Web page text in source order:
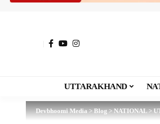
UTTARAKHAND
Devbhoomi Media>Blog>NATIONAL>